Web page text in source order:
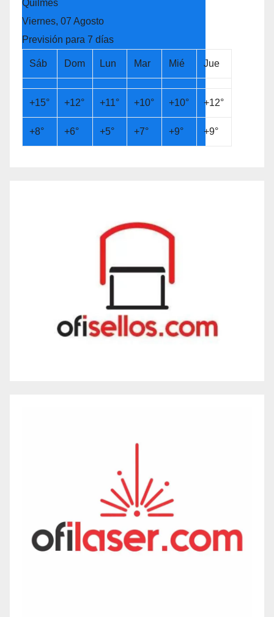
Quilmes
Viernes, 07 Agosto
Previsión para 7 días
Sáb Dom Lun Mar Mié Jue
+15° +12° +11° +10° +10° +12°
+8° +6° +5° +7° +9° +9°